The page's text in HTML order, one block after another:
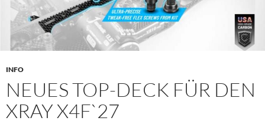
INFO
NEUES TOP-DECK FÜR DEN
XRAY X4F`27